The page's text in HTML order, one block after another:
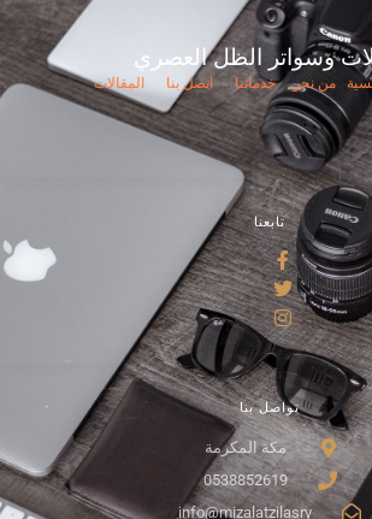
تواصل بنا
مكة المكرمة
0538852619
info@mizalatzilasry
تابعنا
وسواتر الظل العصري
من نحن خدماتنا اتصل بنا المقالات